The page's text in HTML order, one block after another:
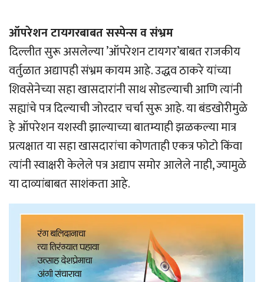
ऑपरेशन टायगरबाबत सस्पेन्स व संभ्रम
दिल्लीत सुरू असलेल्या ’ऑपरेशन टायगर’बाबत राजकीय
वर्तुळात अद्यापही संभ्रम कायम आहे. उद्धव ठाकरे यांच्या
शिवसेनेच्या सहा खासदारांनी साथ सोडल्याची आणि त्यांनी
सह्यांचे पत्र दिल्याची जोरदार चर्चा सुरू आहे. या बंडखोरीमुळे
हे ऑपरेशन यशस्वी झाल्याच्या बातम्याही झळकल्या मात्र
प्रत्यक्षात या सहा खासदारांचा कोणताही एकत्र फोटो किंवा
त्यांनी स्वाक्षरी केलेले पत्र अद्याप समोर आलेले नाही, ज्यामुळे
या दाव्यांबाबत साशंकता आहे.